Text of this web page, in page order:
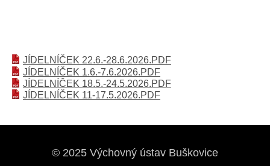
JÍDELNÍČEK 22.6.-28.6.2026.PDF
JÍDELNÍČEK 1.6.-7.6.2026.PDF
JÍDELNÍČEK 18.5.-24.5.2026.PDF
JÍDELNÍČEK 11-17.5.2026.PDF
© 2025 Výchovný ústav Buškovice